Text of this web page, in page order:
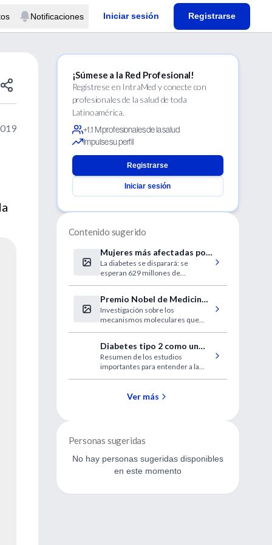
Notificaciones Iniciar sesión Registrarse
¡Súmese a la Red Profesional!
Regístrese en IntraMed y conecte con
profesionales de la salud de toda
Latinoamérica.
+1.1 M profesionales de la salud
Impulse su perfil
Registrarse
Iniciar sesión
Contenido sugerido
Mujeres más afectadas por
complicaciones vasculares
de la diabetes
La diabetes se disparará: se
esperan 629 millones de
Premio Nobel de Medicina y
Fisiología 2019
Investigación sobre los
mecanismos moleculares que
variaciones en el suministro de
oxígeno
Diabetes tipo 2 como un
estado clínico reversible
Resumen de los estudios
importantes para entender a la
Ver más
Personas sugeridas
No hay personas sugeridas disponibles
en este momento